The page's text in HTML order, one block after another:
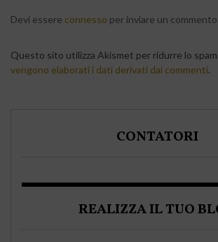
Devi essere connesso per inviare un commento.
Questo sito utilizza Akismet per ridurre lo spam.
vengono elaborati i dati derivati dai commenti.
CONTATORI
REALIZZA IL TUO